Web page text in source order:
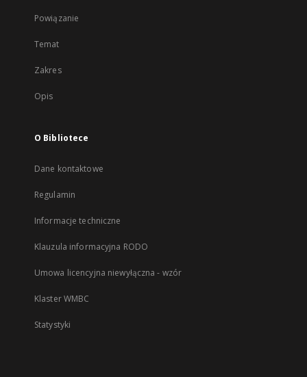
Powiązanie
Temat
Zakres
Opis
O Bibliotece
Dane kontaktowe
Regulamin
Informacje techniczne
Klauzula informacyjna RODO
Umowa licencyjna niewyłączna - wzór
Klaster WMBC
Statystyki